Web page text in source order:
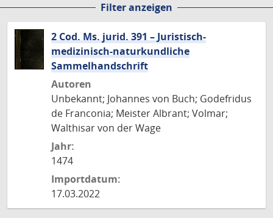
Filter anzeigen
2 Cod. Ms. jurid. 391 – Juristisch-
medizinisch-naturkundliche
Sammelhandschrift
Autoren
Unbekannt; Johannes von Buch; Godefridus
de Franconia; Meister Albrant; Volmar;
Walthisar von der Wage
Jahr:
1474
Importdatum:
17.03.2022